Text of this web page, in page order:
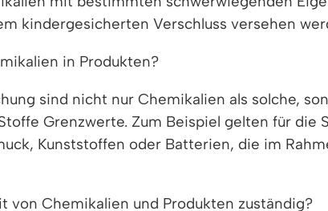
kindergesicherten Verschluss versehen
in Produkten?
sind nicht nur Chemikalien als solche,
Grenzwerte. Zum Beispiel gelten für die
Kunststoffen oder Batterien, die im
von Chemikalien und Produkten zuständig?